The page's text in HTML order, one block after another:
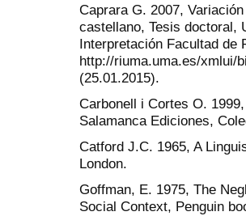
Caprara G. 2007,
castellano, Tesis doctoral,
Interpretación Facultad de
http://riuma.uma.es/xmlui/
(25.01.2015).
Carbonell i Cortes O.
Salamanca Ediciones,
Catford J.C. 1965, A
London.
Goffman, E. 1975, The
Social Context, Penguin